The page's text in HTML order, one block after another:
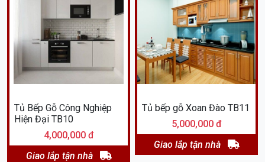
Tủ Bếp Gỗ Công Nghiệp
Hiện Đại TB10
4,000,000 đ
Giao lắp tận nhà
Tủ bếp gỗ Xoan Đào TB11
5,000,000 đ
Giao lắp tận nhà